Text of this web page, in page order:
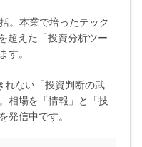
。本業で培ったテック
超えた「投資分析ツー
す。
れない「投資判断の武
相場を「情報」と「技
発信中です。